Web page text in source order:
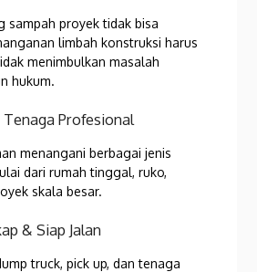
sampah proyek tidak bisa
limbah konstruksi harus
menimbulkan masalah
hukum.
Tenaga Profesional
menangani berbagai jenis
dari rumah tinggal, ruko,
skala besar.
& Siap Jalan
truck, pick up, dan tenaga